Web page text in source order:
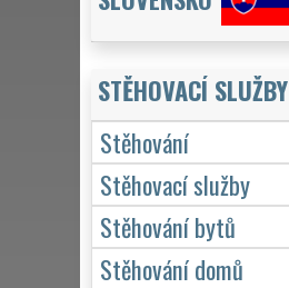
STĚHOVACÍ SLUŽBY
Stěhování
Stěhovací služby
Stěhování bytů
Stěhování domů